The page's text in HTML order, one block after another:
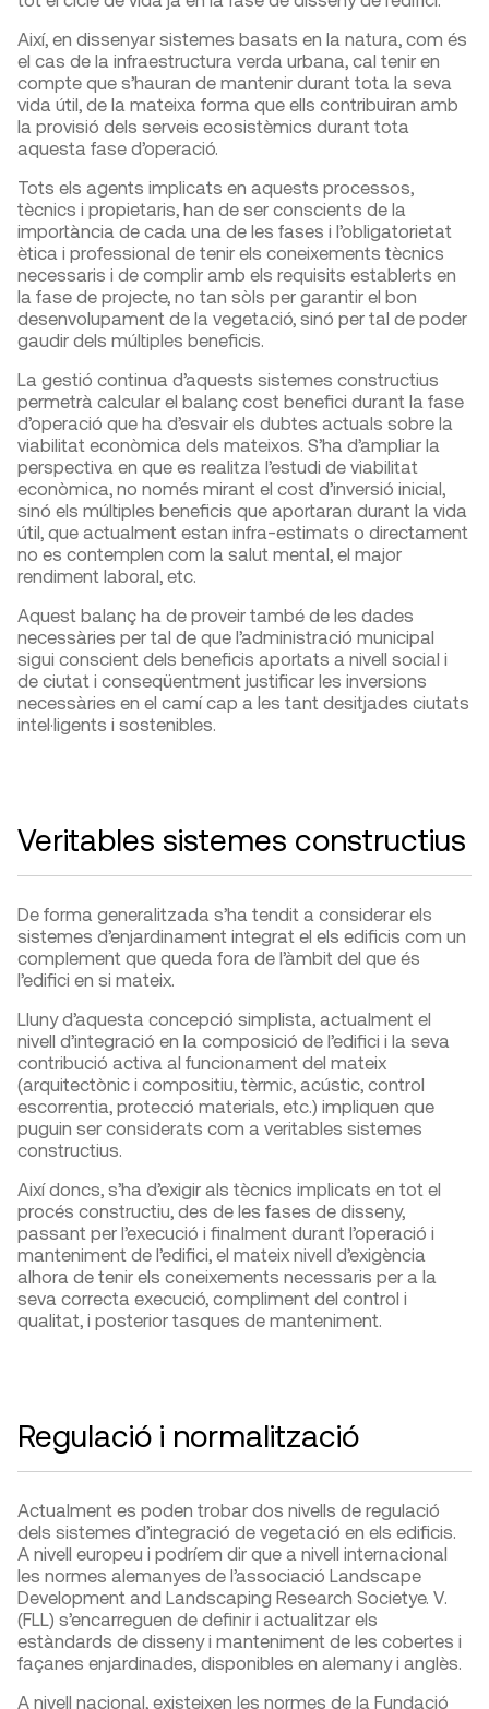
Així, en dissenyar sistemes basats en la natura, com és
el cas de la infraestructura verda urbana, cal tenir en
compte que s’hauran de mantenir durant tota la seva
vida útil, de la mateixa forma que ells contribuiran amb
la provisió dels serveis ecosistèmics durant tota
aquesta fase d’operació.
Tots els agents implicats en aquests processos,
tècnics i propietaris, han de ser conscients de la
importància de cada una de les fases i l’obligatorietat
ètica i professional de tenir els coneixements tècnics
necessaris i de complir amb els requisits establerts en
la fase de projecte, no tan sòls per garantir el bon
desenvolupament de la vegetació, sinó per tal de poder
gaudir dels múltiples beneficis.
La gestió continua d’aquests sistemes constructius
permetrà calcular el balanç cost benefici durant la fase
d’operació que ha d’esvair els dubtes actuals sobre la
viabilitat econòmica dels mateixos. S’ha d’ampliar la
perspectiva en que es realitza l’estudi de viabilitat
econòmica, no només mirant el cost d’inversió inicial,
sinó els múltiples beneficis que aportaran durant la vida
útil, que actualment estan infra-estimats o directament
no es contemplen com la salut mental, el major
rendiment laboral, etc.
Aquest balanç ha de proveir també de les dades
necessàries per tal de que l’administració municipal
sigui conscient dels beneficis aportats a nivell social i
de ciutat i conseqüentment justificar les inversions
necessàries en el camí cap a les tant desitjades ciutats
intel·ligents i sostenibles.
Veritables sistemes constructius
De forma generalitzada s’ha tendit a considerar els
sistemes d’enjardinament integrat el els edificis com un
complement que queda fora de l’àmbit del que és
l’edifici en si mateix.
Lluny d’aquesta concepció simplista, actualment el
nivell d’integració en la composició de l’edifici i la seva
contribució activa al funcionament del mateix
(arquitectònic i compositiu, tèrmic, acústic, control
escorrentia, protecció materials, etc.) impliquen que
puguin ser considerats com a veritables sistemes
constructius.
Així doncs, s’ha d’exigir als tècnics implicats en tot el
procés constructiu, des de les fases de disseny,
passant per l’execució i finalment durant l’operació i
manteniment de l’edifici, el mateix nivell d’exigència
alhora de tenir els coneixements necessaris per a la
seva correcta execució, compliment del control i
qualitat, i posterior tasques de manteniment.
Regulació i normalització
Actualment es poden trobar dos nivells de regulació
dels sistemes d’integració de vegetació en els edificis.
A nivell europeu i podríem dir que a nivell internacional
les normes alemanyes de l’associació Landscape
Development and Landscaping Research Societye. V.
(FLL) s’encarreguen de definir i actualitzar els
estàndards de disseny i manteniment de les cobertes i
façanes enjardinades, disponibles en alemany i anglès.
A nivell nacional, existeixen les normes de la Fundació